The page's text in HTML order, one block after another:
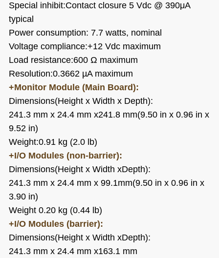
Special inhibit:Contact closure 5 Vdc @ 390μA
typical
Power consumption: 7.7 watts, nominal
Voltage compliance:+12 Vdc maximum
Load resistance:600 Ω maximum
Resolution:0.3662 µA maximum
+Monitor Module (Main Board):
Dimensions(Height x Width x Depth):
241.3 mm x 24.4 mm x241.8 mm(9.50 in x 0.96 in x
9.52 in)
Weight:0.91 kg (2.0 lb)
+I/O Modules (non-barrier):
Dimensions(Height x Width xDepth):
241.3 mm x 24.4 mm x 99.1mm(9.50 in x 0.96 in x
3.90 in)
Weight 0.20 kg (0.44 lb)
+I/O Modules (barrier):
Dimensions(Height x Width xDepth):
241.3 mm x 24.4 mm x163.1 mm